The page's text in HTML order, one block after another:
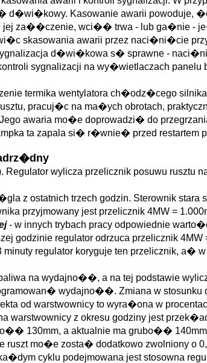
d�wi�kowy. Kasowanie awarii
za��czenie, wci�� trwa - lub ga�nie -
skasowania awarii przez naci�ni�cie
d�wi�kowa s� sprawne -
sygnalizacji na wy�wietlaczach panelu
termika wentylatora ch�odz�cego
pracuj�c na ma�ych obrotach,
awaria mo�e doprowadzi� do
ta zapala si� r�wnie� przed restartem
Regulator wylicza przelicznik posuwu rusztu
z ostatnich trzech godzin. Sterownik
przyjmowany jest przelicznik 4MW =
- w innych trybach pracy odpowiednie
godzinie regulator odrzuca przelicznik 4MW
regulator koryguje ten przelicznik, a�
na wydajno��, a na tej podstawie
wydajno��. Zmiana w stosunku
od warstwownicy to wyra�ona w
warstwownicy z okresu godziny jest
130mm, a aktualnie ma grubo��
ruszt mo�e zosta� dodatkowo zwolniony o
cyklu podejmowana jest stosowna